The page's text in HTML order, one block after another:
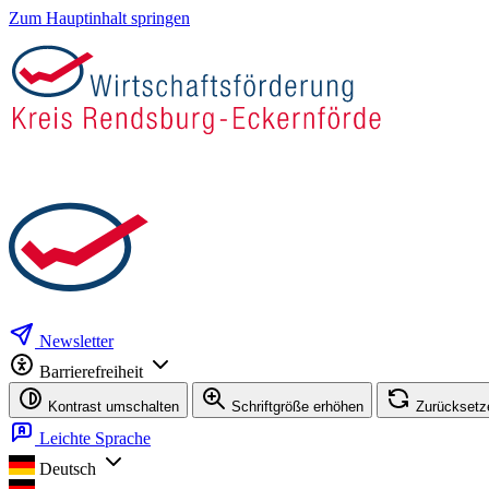
Zum Hauptinhalt springen
Newsletter
Barrierefreiheit
Kontrast umschalten Schriftgröße erhöhen
Leichte Sprache
Deutsch